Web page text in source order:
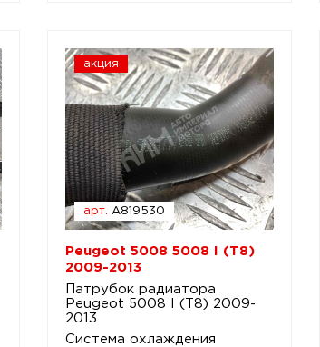
акция
арт. A819530
Peugeot 5008 5008 I (T8)
2009-2013
Патрубок радиатора
Peugeot 5008 I (T8) 2009-
2013
Система охлаждения